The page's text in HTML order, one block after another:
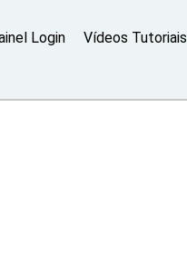
Login Vídeos Tutoriais